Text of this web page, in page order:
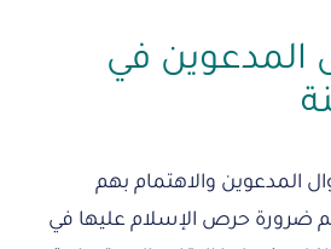
المدعوين في
المدعوين والاهتمام بهم
ضرورة حرص الإسلام عليها في